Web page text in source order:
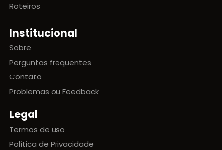
Roteiros
Institucional
Sobre
Perguntas frequentes
Contato
Problemas ou Feedback
Legal
Termos de uso
Política de Privacidade